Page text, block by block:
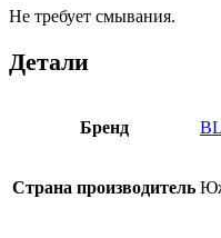
Не требует смывания.
Детали
Бренд
Страна производитель